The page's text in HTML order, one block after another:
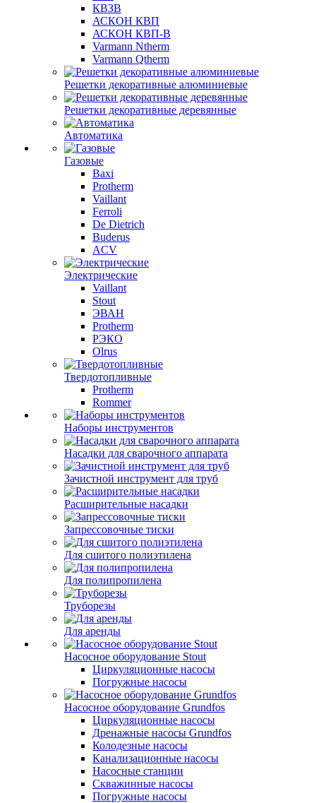
КВЗВ
АСКОН КВП
АСКОН КВП-В
Varmann Ntherm
Varmann Qtherm
Решетки декоративные алюминиевые
Решетки декоративные деревянные
Автоматика
Газовые
Baxi
Protherm
Vaillant
Ferroli
De Dietrich
Buderus
ACV
Электрические
Vaillant
Stout
ЭВАН
Protherm
РЭКО
Olrus
Твердотопливные
Protherm
Rommer
Наборы инструментов
Насадки для сварочного аппарата
Зачистной инструмент для труб
Расширительные насадки
Запрессовочные тиски
Для сшитого полиэтилена
Для полипропилена
Труборезы
Для аренды
Насосное оборудование Stout
Циркуляционные насосы
Погружные насосы
Насосное оборудование Grundfos
Циркуляционные насосы
Дренажные насосы Grundfos
Колодезные насосы
Канализационные насосы
Насосные станции
Скважинные насосы
Погружные насосы